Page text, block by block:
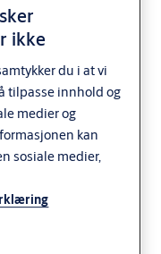
ikke
du i at vi
tilpasse innhold og
medier og
kan
sosiale medier,